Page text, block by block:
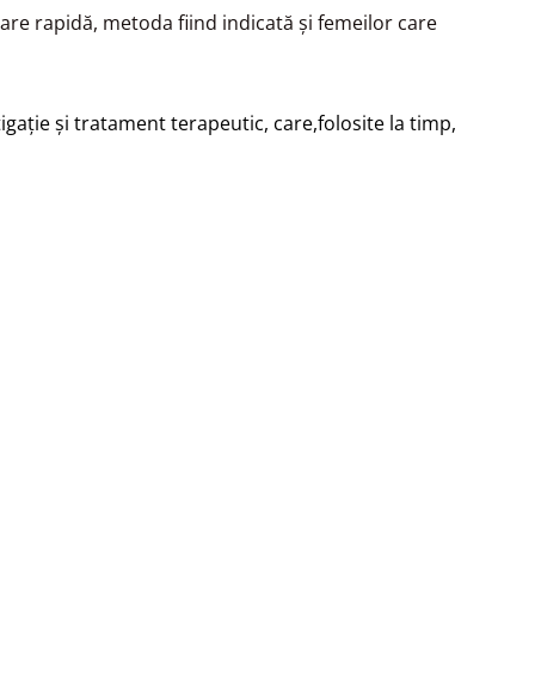
rapidă, metoda fiind indicată şi femeilor care
și tratament terapeutic, care,folosite la timp,